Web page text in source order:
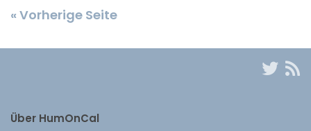
« Vorherige Seite
Über HumOnCal